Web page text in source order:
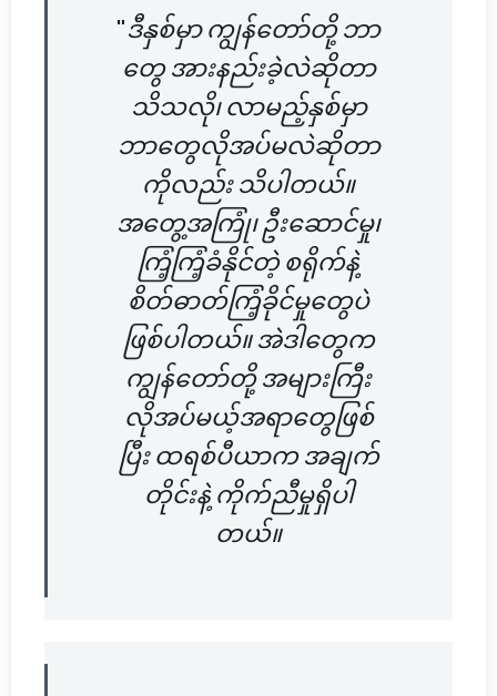
"ဒီနှစ်မှာ ကျွန်တော်တို့ ဘာ
တွေ အားနည်းခဲ့လဲဆိုတာ
သိသလို၊ လာမည့်နှစ်မှာ
ဘာတွေလိုအပ်မလဲဆိုတာ
ကိုလည်း သိပါတယ်။
အတွေ့အကြုံ၊ ဦးဆောင်မှု၊
ကြံ့ကြံ့ခံနိုင်တဲ့ စရိုက်နဲ့
စိတ်ဓာတ်ကြံ့ခိုင်မှုတွေပဲ
ဖြစ်ပါတယ်။ အဲဒါတွေက
ကျွန်တော်တို့ အများကြီး
လိုအပ်မယ့်အရာတွေဖြစ်
ပြီး ထရစ်ပီယာက အချက်
တိုင်းနဲ့ ကိုက်ညီမှုရှိပါ
တယ်။